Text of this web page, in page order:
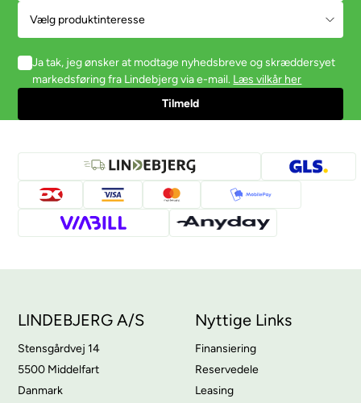
Ja tak, jeg ønsker at modtage nyhedsbreve og skræddersyet
markedsføring fra Lindebjerg via e-mail. Læs vilkår her
LINDEBJERG A/S
Stensgårdvej 14
5500 Middelfart
Danmark
Nyttige Links
Finansiering
Reservedele
Leasing